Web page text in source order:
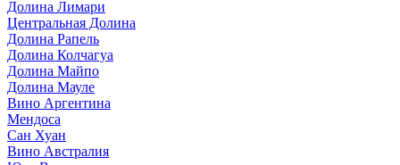
Долина Лимари
Центральная Долина
Долина Рапель
Долина Колчагуа
Долина Майпо
Долина Мауле
Вино Аргентина
Мендоса
Сан Хуан
Вино Австралия